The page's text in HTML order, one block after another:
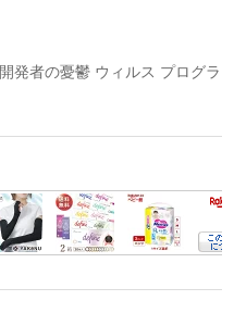
開発者の憂鬱 ウィルス プログラ